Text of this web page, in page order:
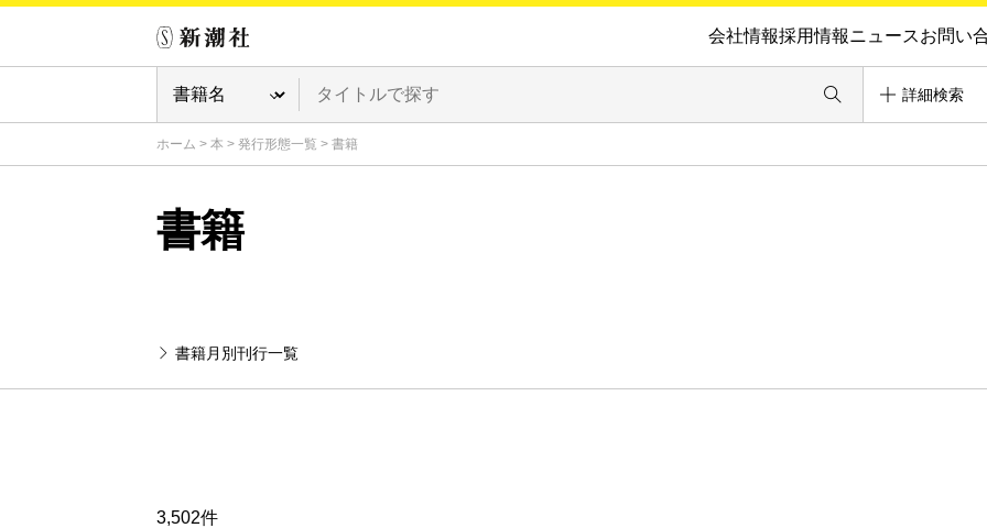
会社情報採用情報ニュースお問い
詳細検索
ホーム > 本 > 発行形態一覧 > 書籍
書籍
書籍月別刊行一覧
3,502件